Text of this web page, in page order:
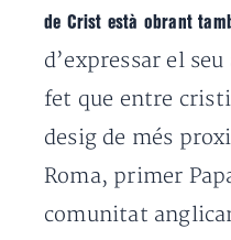
de Crist està obrant
d’expressar el
fet que entre
desig de més
Roma, primer
comunitat